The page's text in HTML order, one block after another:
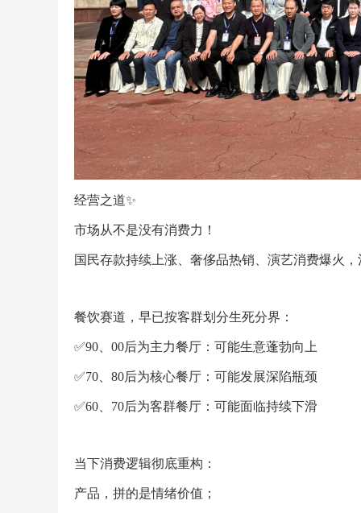
经营之道✨
市场从不是没有消费力！
国民存款持续上涨、奢侈品热销、演艺消费爆火
餐饮赛道，早已按客群划分生死分界：
✅90、00后为主力餐厅：可能生意蓬勃向上
✅70、80后为核心餐厅：可能发展深陷瓶颈
✅60、70后为客群餐厅：可能面临持续下滑
当下消费逻辑彻底重构：
产品，拼的是情绪价值；